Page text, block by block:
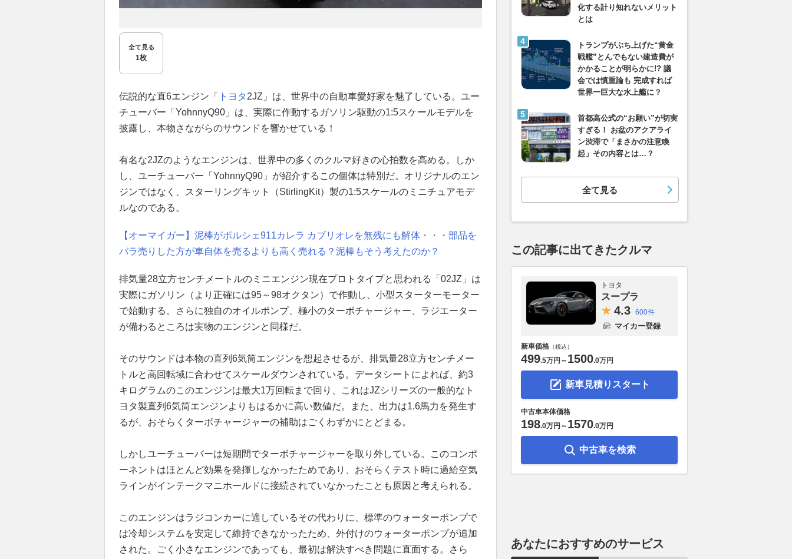
全て見る
1枚
伝説的な直6エンジン「 トヨタ 2JZ」は、世界中の自動車愛好家を魅了している。ユー
チューバー「YohnnyQ90」は、実際に作動するガソリン駆動の1:5スケールモデルを
披露し、本物さながらのサウンドを響かせている！
有名な2JZのようなエンジンは、世界中の多くのクルマ好きの心拍数を高める。しか
し、ユーチューバー「YohnnyQ90」が紹介するこの個体は特別だ。オリジナルのエン
ジンではなく、スターリングキット（StirlingKit）製の1:5スケールのミニチュアモデ
ルなのである。
【オーマイガー】泥棒がポルシェ911カレラ カブリオレを無残にも解体・・・部品を
バラ売りした方が車自体を売るよりも高く売れる？泥棒もそう考えたのか？
排気量28立方センチメートルのミニエンジン現在プロトタイプと思われる「02JZ」は
実際にガソリン（より正確には95～98オクタン）で作動し、小型スターターモーター
で始動する。さらに独自のオイルポンプ、極小のターボチャージャー、ラジエーター
が備わるところは実物のエンジンと同様だ。
そのサウンドは本物の直列6気筒エンジンを想起させるが、排気量28立方センチメー
トルと高回転域に合わせてスケールダウンされている。データシートによれば、約3
キログラムのこのエンジンは最大1万回転まで回り、これはJZシリーズの一般的なト
ヨタ製直列6気筒エンジンよりもはるかに高い数値だ。また、出力は1.6馬力を発生す
るが、おそらくターボチャージャーの補助はごくわずかにとどまる。
しかしユーチューバーは短期間でターボチャージャーを取り外している。このコンポ
ーネントはほとんど効果を発揮しなかったためであり、おそらくテスト時に過給空気
ラインがインテークマニホールドに接続されていなかったことも原因と考えられる。
このエンジンはラジコンカーに適しているその代わりに、標準のウォーターポンプで
は冷却システムを安定して維持できなかったため、外付けのウォーターポンプが追加
された。ごく小さなエンジンであっても、最初は解決すべき問題に直面する。さら
化する計り知れないメリット
とは
トランプがぶち上げた“黄金
戦艦”とんでもない建造費が
かかることが明らかに!? 議
会では慎重論も 完成すれば
世界一巨大な水上艦に？
首都高公式の“お願い”が切実
すぎる！ お盆のアクアライ
ン渋滞で「まさかの注意喚
起」その内容とは…？
全て見る
この記事に出てきたクルマ
トヨタ
スープラ
4.3 600件
マイカー登録
新車価格 （税込）
499.5万円 ～ 1500.0万円
新車見積りスタート
中古車本体価格
198.0万円 ～ 1570.0万円
中古車を検索
あなたにおすすめのサービス